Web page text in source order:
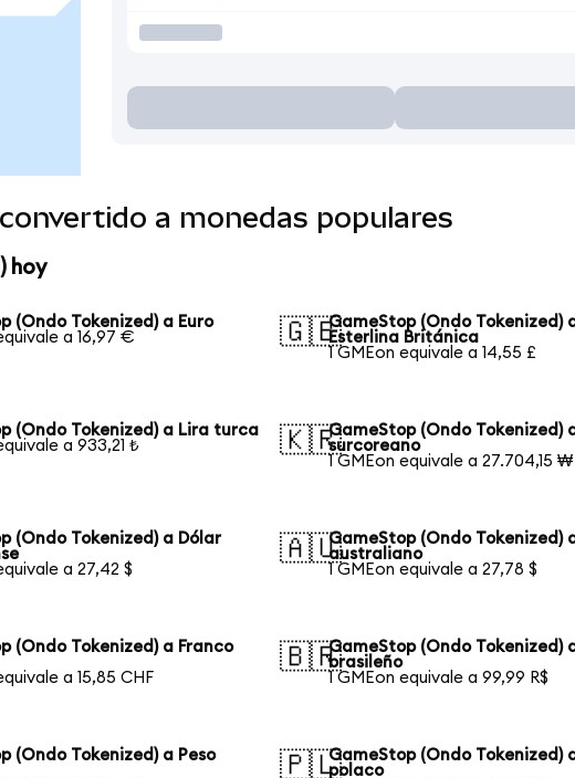
a monedas populares
hoy
(Ondo Tokenized) a Euro
a 16,97 €
🇬🇧GameStop (Ondo Tokenized)
Esterlina Británica
1 GMEon equivale a 14,55 £
(Ondo Tokenized) a Lira turca
a 933,21 ₺
🇰🇷GameStop (Ondo Tokenized)
surcoreano
1 GMEon equivale a 27.704,15 ₩
(Ondo Tokenized) a Dólar
a 27,42 $
🇦🇺GameStop (Ondo Tokenized)
australiano
1 GMEon equivale a 27,78 $
(Ondo Tokenized) a Franco
a 15,85 CHF
🇧🇷GameStop (Ondo Tokenized)
brasileño
1 GMEon equivale a 99,99 R$
(Ondo Tokenized) a Peso
🇵🇱GameStop (Ondo Tokenized)
polaco